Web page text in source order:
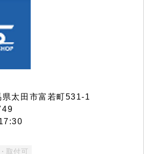
太田市富若町531-1
取付可